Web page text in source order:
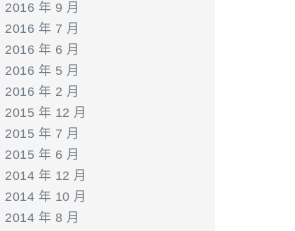
2016 年 9 月
2016 年 7 月
2016 年 6 月
2016 年 5 月
2016 年 2 月
2015 年 12 月
2015 年 7 月
2015 年 6 月
2014 年 12 月
2014 年 10 月
2014 年 8 月